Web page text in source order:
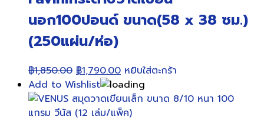
นอก100ปอนด์ ขนาด(58 x 38 ซม.)
(250แผ่น/ห่อ)
฿1,850.00 Original
price
was:
฿1,850.00.
฿1,790.00Current
price
is:
฿1,790.00.
หยิบใส่ตะกร้า
Add to Wishlist